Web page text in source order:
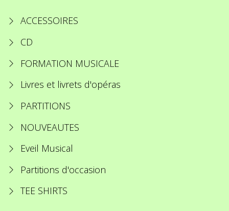
ACCESSOIRES
CD
FORMATION MUSICALE
Livres et livrets d'opéras
PARTITIONS
NOUVEAUTES
Eveil Musical
Partitions d'occasion
TEE SHIRTS